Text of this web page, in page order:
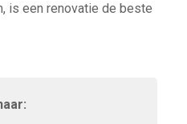
is een renovatie de beste